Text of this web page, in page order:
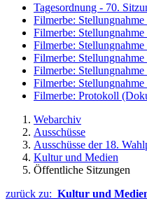
Tagesordnung - 70.
Filmerbe:
Filmerbe:
Filmerbe:
Filmerbe:
Filmerbe:
Filmerbe:
Filmerbe: Protokoll
Webarchiv
Ausschüsse
Ausschüsse der 18.
Kultur und Medien
Öffentliche Sitzungen
zurück zu: Kultur und